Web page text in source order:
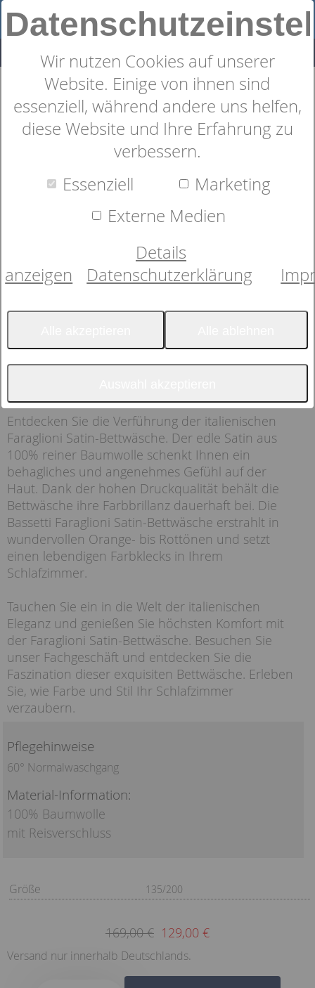
Wir nutzen Cookies auf unserer
Website. Einige von ihnen sind
essenziell, während andere uns helfen,
diese Website und Ihre Erfahrung zu
verbessern.
Essenziell
Marketing
Externe Medien
Details
anzeigen
Datenschutzerklärung
feinste Satinbettwäsche in
strahlendem Orange aus Italien
Entdecken Sie die Verführung der italienischen
Faraglioni Satin-Bettwäsche. Der edle Satin aus
100% reiner Baumwolle schenkt Ihnen ein
behagliches und angenehmes Gefühl auf der
Haut. Dank der hohen Druckqualität behält die
Bettwäsche ihre Farbbrillanz dauerhaft bei. Die
Bassetti Faraglioni Satin-Bettwäsche erstrahlt in
wundervollen Orange- bis Rottönen und setzt
einen lebendigen Farbklecks in Ihrem
Schlafzimmer.
Tauchen Sie ein in die Welt der italienischen
Eleganz und genießen Sie höchsten Komfort mit
der Faraglioni Satin-Bettwäsche. Besuchen Sie
unser Fachgeschäft und entdecken Sie die
Faszination dieser exquisiten Bettwäsche. Erleben
Sie, wie Farbe und Stil Ihr Schlafzimmer
verzaubern.
Pflegehinweise
60° Normalwaschgang
Material-Information:
100% Baumwolle
mit Reisverschluss
Größe 135/200
169,00 € 129,00 €
Versand nur innerhalb Deutschlands.